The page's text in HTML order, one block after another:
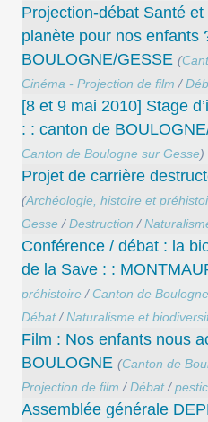
Projection-débat Santé
planète pour nos enfants
BOULOGNE/GESSE (
Cinéma - Projection de film /
[8 et 9 mai 2010] Stage
: : canton de
Canton de Boulogne sur Gesse)
Projet de carrière
(Archéologie, histoire et
Gesse /Destruction /
Conférence / débat : la
de la Save : :
préhistoire / Canton de
Débat/Naturalisme et
Film : Nos enfants nous
BOULOGNE (Canton de
Projection de film /Débat/
Assemblée générale